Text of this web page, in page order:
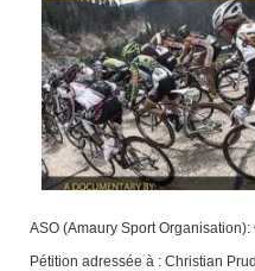
ASO (Amaury Sport
Pétition adressée à : Christian